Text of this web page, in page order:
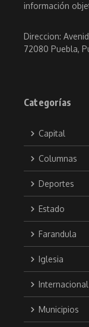
información
Direccion:
72080 Puebla,
Categorías
Capital
Columnas
Deportes
Estado
Farandula
Iglesia
Internacional
Municipios